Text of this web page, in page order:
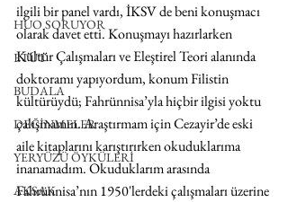
HUO SORUYOR
ETÜT
BUDALA
DEĞİNMELER
YERYÜZÜ ÖYKÜLERİ
AKSAK
ilgili bir panel vardı, İKSV de beni konuşmacı
olarak davet etti. Konuşmayı hazırlarken
Kültür Çalışmaları ve Eleştirel Teori alanında
doktoramı yapıyordum, konum Filistin
kültürüydü; Fahrünnisa’yla hiçbir ilgisi yoktu
çalışmamın. Araştırmam için Cezayir’de eski
aile kitaplarını karıştırırken okuduklarıma
inanamadım. Okuduklarım arasında
Fahrünnisa’nın 1950'lerdeki çalışmaları üzerine